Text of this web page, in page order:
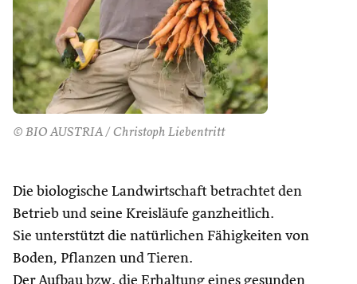
© BIO AUSTRIA / Christoph Liebentritt
Die biologische Landwirtschaft betrachtet den
Betrieb und seine Kreisläufe ganzheitlich.
Sie unterstützt die natürlichen Fähigkeiten von
Boden, Pflanzen und Tieren.
Der Aufbau bzw. die Erhaltung eines gesunden